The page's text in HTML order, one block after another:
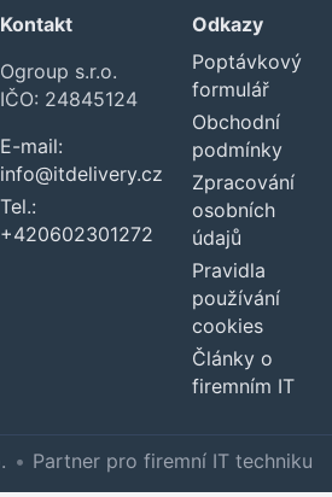
Kontakt
Ogroup s.r.o.
IČO: 24845124
E-mail:
info@itdelivery.cz
Tel.:
+420602301272
Odkazy
Poptávkový
formulář
Obchodní
podmínky
Zpracování
osobních
údajů
Pravidla
používání
cookies
Články o
firemním IT
• Partner pro firemní IT techniku